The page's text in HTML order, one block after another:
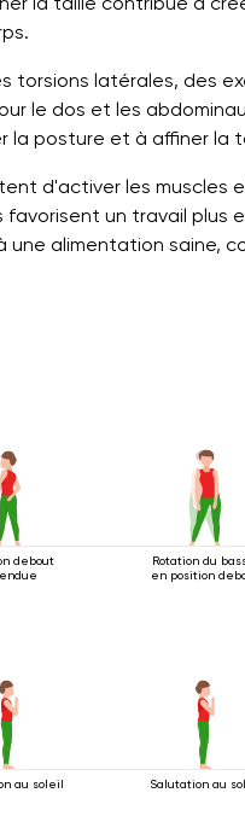
torsions latérales, des
le dos et les
la posture et à affiner la
d'activer les muscles
favorisent un travail plus
une alimentation saine,
debout
Rotation du
en position
au soleil Salutation au